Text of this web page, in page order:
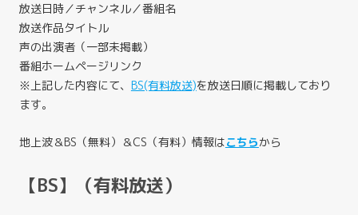
放送日時／チャンネル／番組名
放送作品タイトル
声の出演者（一部未掲載）
番組ホームページリンク
※上記した内容にて、 BS(有料放送)を放送日順に掲載しており
ます。
地上波＆BS（無料）＆CS（有料）情報はこちらから
【BS】（有料放送）